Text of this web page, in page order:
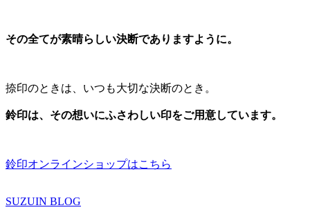
その全てが素晴らしい決断でありますように。
捺印のときは、いつも大切な決断のとき。
鈴印は、その想いにふさわしい印をご用意しています。
鈴印オンラインショップはこちら
SUZUIN BLOG